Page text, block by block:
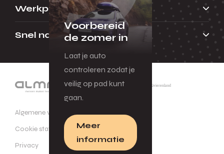
Voorbereid
de zomer in
Laat je auto
controleren zodat je
veilig op pad kunt
gaan.
Meer
informatie
Werkplaats
Snel naar
Algemene voorwaarden
Cookie statement
Privacy